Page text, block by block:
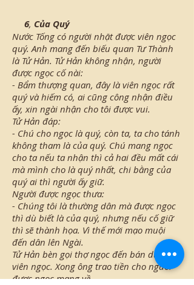
6, Của Quý
Nước Tống có người nhặt được viên ngọc
quý. Anh mang đến biếu quan Tư Thành
là Tử Hản. Tử Hản không nhận, người
được ngọc cố nài:
- Bẩm thượng quan, đây là viên ngọc rất
quý và hiếm có, ai cũng công nhận điều
ấy, xin ngài nhận cho tôi được vui.
Tử Hản đáp:
- Chú cho ngọc là quý, còn ta, ta cho tánh
không tham là của quý. Chú mang ngọc
cho ta nếu ta nhận thì cả hai đều mất cái
mà mình cho là quý nhất, chi bằng của
quý ai thì người ấy giữ.
Người được ngọc thưa:
- Chúng tôi là thường dân mà được ngọc
thì dù biết là của quý, nhưng nếu cố giữ
thì sẽ thành họa. Vì thế mới mạo muội
đến dân lên Ngài.
Tử Hản bèn gọi thợ ngọc đến bán dùm
viên ngọc. Xong ông trao tiền cho người
được ngọc mang về.